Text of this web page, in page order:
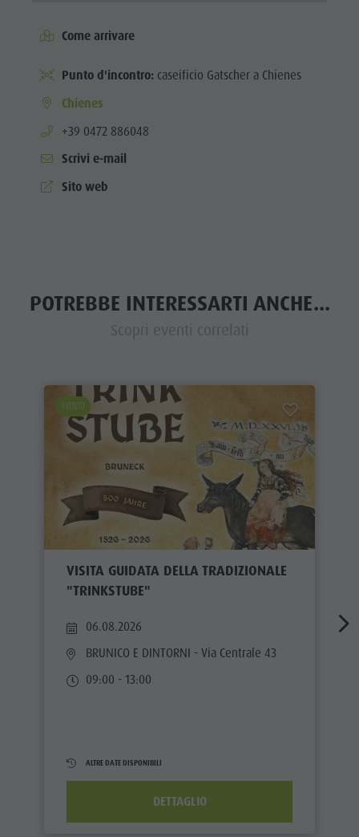
Come arrivare
Punto d'incontro: caseificio Gatscher a Chienes
Chienes
aria.phone:
+39 0472 886048
Scrivi e-mail
Sito web
POTREBBE INTERESSARTI ANCHE...
Scopri eventi correlati
EVENTO
VISITA GUIDATA DELLA TRADIZIONALE
"TRINKSTUBE"
06.08.2026
BRUNICO E DINTORNI - Via Centrale 43
09:00 - 13:00
ALTRE DATE DISPONIBILI
DETTAGLIO